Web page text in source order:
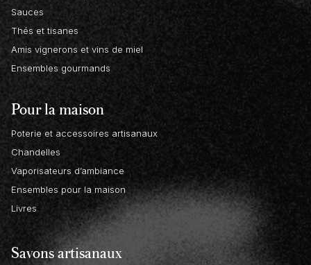
Sauces
Thés et tisanes
Amis vignerons et vins de miel
Ensembles gourmands
Pour la maison
Poterie et accessoires artisanaux
Chandelles
Vaporisateurs d’ambiance
Ensembles pour la maison
Livres
Savons artisanaux